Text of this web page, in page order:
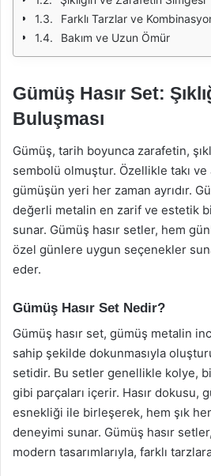
Farklı Tarzlar ve
Bakım ve Uzun Ömür
Gümüş Hasır Set:
Buluşması
Gümüş, tarih boyunca zarafetin,
sembolü olmuştur. Özellikle takı ve
gümüşün yeri her zaman ayrıdır.
değerli metalin en zarif ve estetik
sunar. Gümüş hasır setler, hem
özel günlere uygun seçenekler
eder.
Gümüş Hasır Set Nedir?
Gümüş hasır set, gümüş metalin
sahip şekilde dokunmasıyla
setidir. Bu setler genellikle kolye,
gibi parçaları içerir. Hasır dokusu,
esnekliği ile birleşerek, hem şık
deneyimi sunar. Gümüş hasır
modern tasarımlarıyla, farklı